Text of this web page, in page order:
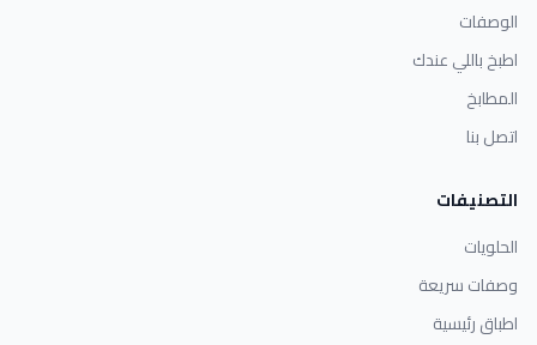
الوصفات
اطبخ باللي عندك
المطابخ
اتصل بنا
التصنيفات
الحلويات
وصفات سريعة
اطباق رئيسية